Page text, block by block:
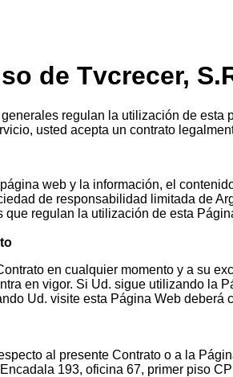
de Tvcrecer,
regulan la utilización de
usted acepta un contrato
web y la información, el
de responsabilidad limitada de
regulan la utilización de esta
en cualquier momento y a su
en vigor. Si Ud. sigue utilizando la
Ud. visite esta Página Web
al presente Contrato o a la
193, oficina 67, primer piso